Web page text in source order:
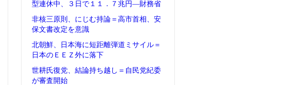
型連休中、３日で１１．７兆円―財務省
非核三原則、にじむ持論＝高市首相、安
保文書改定を意識
北朝鮮、日本海に短距離弾道ミサイル＝
日本のＥＥＺ外に落下
世耕氏復党、結論持ち越し＝自民党紀委
が審査開始